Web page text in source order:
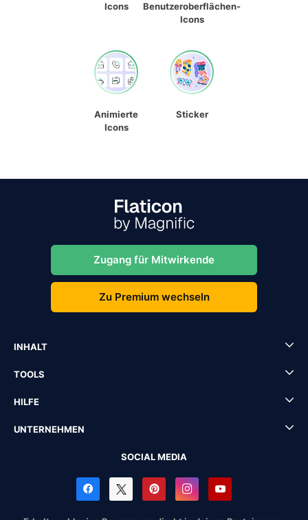
Icons
Benutzeroberflächen-
Icons
Animierte
Icons
Sticker
Zugang für Mitwirkende
Zu Premium wechseln
INHALT
TOOLS
HILFE
UNTERNEHMEN
SOCIAL MEDIA